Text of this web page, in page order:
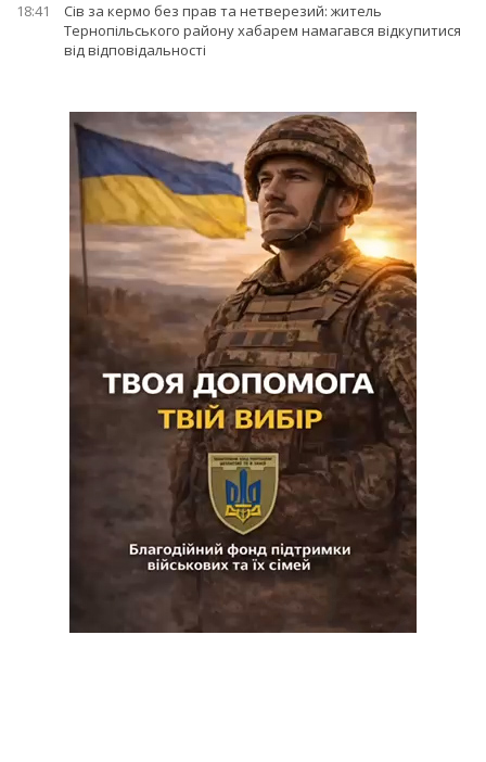
18:41
Сів за кермо без прав та нетверезий: житель
Тернопільського району хабарем намагався відкупитися
від відповідальності